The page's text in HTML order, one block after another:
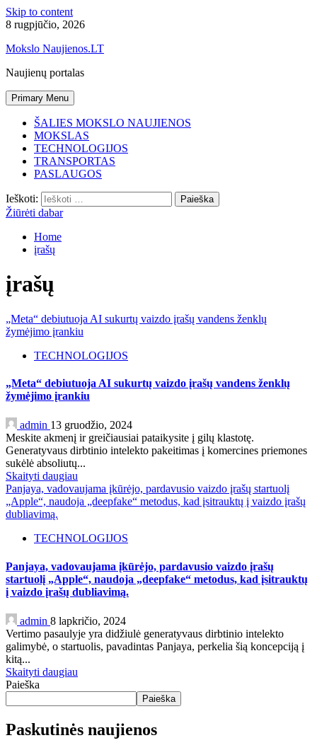
Skip to content
8 rugpjūčio, 2026
Mokslo Naujienos.LT
Naujienų portalas
Primary Menu
ŠALIES MOKSLO NAUJIENOS
MOKSLAS
TECHNOLOGIJOS
TRANSPORTAS
PASLAUGOS
Ieškoti:
Žiūrėti dabar
Home
įrašų
įrašų
„Meta“ debiutuoja AI sukurtų vaizdo įrašų vandens ženklų
žymėjimo įrankiu
TECHNOLOGIJOS
„Meta“ debiutuoja AI sukurtų vaizdo įrašų vandens ženklų
žymėjimo įrankiu
admin 13 gruodžio, 2024
Meskite akmenį ir greičiausiai pataikysite į gilų klastotę.
Generatyvaus dirbtinio intelekto pakeitimas į komercines priemones
sukėlė absoliutų...
Skaityti daugiau
Panjaya, vadovaujama įkūrėjo, pardavusio vaizdo įrašų startuolį
„Apple“, naudoja „deepfake“ metodus, kad įsitrauktų į vaizdo įrašų
dubliavimą.
TECHNOLOGIJOS
Panjaya, vadovaujama įkūrėjo, pardavusio vaizdo įrašų
startuolį „Apple“, naudoja „deepfake“ metodus, kad įsitrauktų
į vaizdo įrašų dubliavimą.
admin 8 lapkričio, 2024
Vertimo pasaulyje yra didžiulė generatyvaus dirbtinio intelekto
galimybė, o startuolis, pavadintas Panjaya, perkelia šią koncepciją į
kitą...
Skaityti daugiau
Paieška
Paieška
Paskutinės naujienos